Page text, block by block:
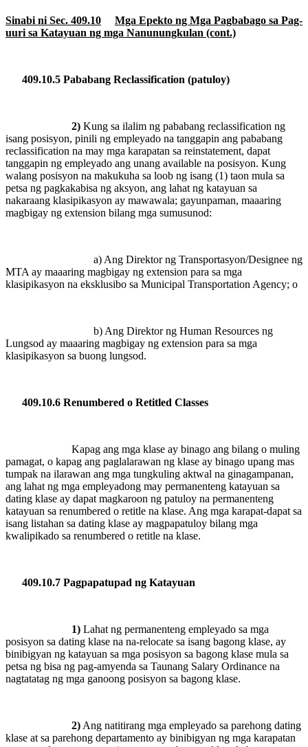
Sinabi ni Sec. 409.10
Mga Epekto ng Mga Pagbabago sa Pag-
uuri sa Katayuan ng mga Nanunungkulan (cont.)
409.10.5 Pababang Reclassification (patuloy)
2) Kung sa ilalim ng pababang reclassification ng
isang posisyon, pinili ng empleyado na tanggapin ang pababang
reclassification na may mga karapatan sa reinstatement, dapat
tanggapin ng empleyado ang unang available na posisyon. Kung
walang posisyon na makukuha sa loob ng isang (1) taon mula sa
petsa ng pagkakabisa ng aksyon, ang lahat ng katayuan sa
nakaraang klasipikasyon ay mawawala; gayunpaman, maaaring
magbigay ng extension bilang mga sumusunod:
a) Ang Direktor ng Transportasyon/Designee ng
MTA ay maaaring magbigay ng extension para sa mga
klasipikasyon na eksklusibo sa Municipal Transportation Agency; o
b) Ang Direktor ng Human Resources ng
Lungsod ay maaaring magbigay ng extension para sa mga
klasipikasyon sa buong lungsod.
409.10.6 Renumbered o Retitled Classes
Kapag ang mga klase ay binago ang bilang o muling
pamagat, o kapag ang paglalarawan ng klase ay binago upang mas
tumpak na ilarawan ang mga tungkuling aktwal na ginagampanan,
ang lahat ng mga empleyadong may permanenteng katayuan sa
dating klase ay dapat magkaroon ng patuloy na permanenteng
katayuan sa renumbered o retitle na klase. Ang mga karapat-dapat sa
isang listahan sa dating klase ay magpapatuloy bilang mga
kwalipikado sa renumbered o retitle na klase.
409.10.7 Pagpapatupad ng Katayuan
1) Lahat ng permanenteng empleyado sa mga
posisyon sa dating klase na na-relocate sa isang bagong klase, ay
binibigyan ng katayuan sa mga posisyon sa bagong klase mula sa
petsa ng bisa ng pag-amyenda sa Taunang Salary Ordinance na
nagtatatag ng mga ganoong posisyon sa bagong klase.
2) Ang natitirang mga empleyado sa parehong dating
klase at sa parehong departamento ay binibigyan ng mga karapatan